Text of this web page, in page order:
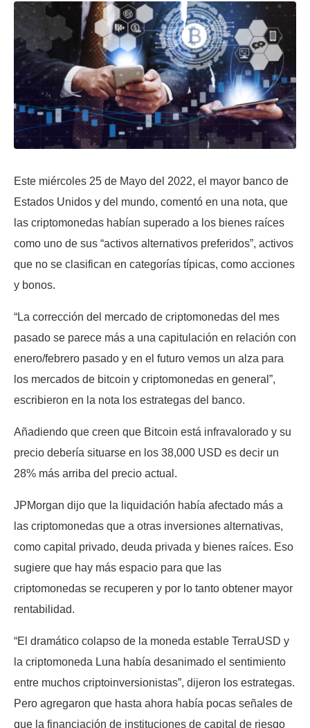
Este miércoles 25 de Mayo del 2022, el mayor banco de
Estados Unidos y del mundo, comentó en una nota, que
las criptomonedas habían superado a los bienes raíces
como uno de sus “activos alternativos preferidos”, activos
que no se clasifican en categorías típicas, como acciones
y bonos.
“La corrección del mercado de criptomonedas del mes
pasado se parece más a una capitulación en relación con
enero/febrero pasado y en el futuro vemos un alza para
los mercados de bitcoin y criptomonedas en general”,
escribieron en la nota los estrategas del banco.
Añadiendo que creen que Bitcoin está infravalorado y su
precio debería situarse en los 38,000 USD es decir un
28% más arriba del precio actual.
JPMorgan dijo que la liquidación había afectado más a
las criptomonedas que a otras inversiones alternativas,
como capital privado, deuda privada y bienes raíces. Eso
sugiere que hay más espacio para que las
criptomonedas se recuperen y por lo tanto obtener mayor
rentabilidad.
“El dramático colapso de la moneda estable TerraUSD y
la criptomoneda Luna había desanimado el sentimiento
entre muchos criptoinversionistas”, dijeron los estrategas.
Pero agregaron que hasta ahora había pocas señales de
que la financiación de instituciones de capital de riesgo